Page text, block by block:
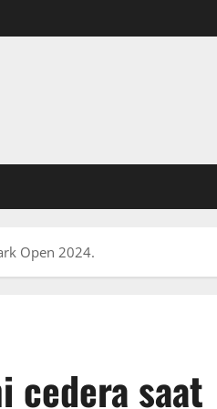
Open 2024.
cedera saat